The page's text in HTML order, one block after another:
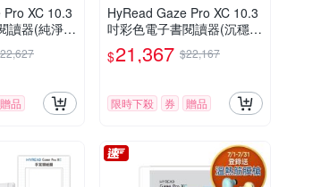
XC 10.3
讀器(純淨
拆式皮套
贈品
HyRead Gaze Pro XC 10.3
吋彩色電子書閱讀器(沉穩
黑)+10.3吋側翻軟膠殼 (組
合)
$21,367 $22,167
限時下殺 券 贈品